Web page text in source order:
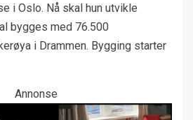
i Oslo. Nå skal hun utvikle
bygges med 76.500
i Drammen. Bygging starter
Annonse